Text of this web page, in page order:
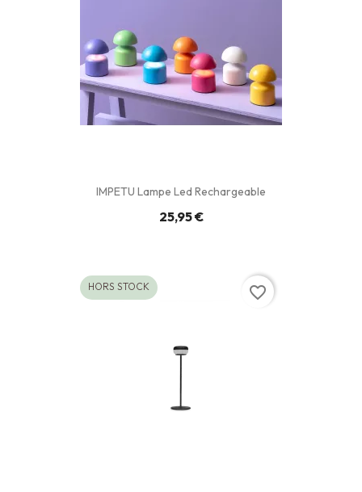
IMPETU Lampe Led Rechargeable
25,95 €
HORS STOCK favorite_border